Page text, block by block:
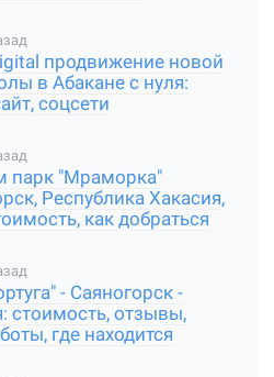
продвижение новой
в Абакане с нуля:
соцсети
парк "Мраморка"
Республика Хакасия,
как добраться
- Саяногорск -
стоимость, отзывы,
где находится